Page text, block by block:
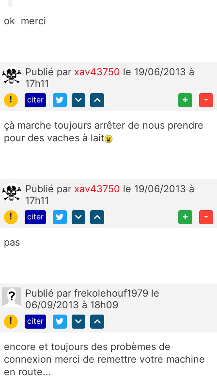
ok merci
Publié par xav43750 le 19/06/2013 à
17h11
!
citer + -
çà marche toujours arrêter de nous prendre
pour des vaches à lait
Publié par xav43750 le 19/06/2013 à
17h11
!
citer + -
pas
Publié par frekolehouf1979 le
06/09/2013 à 18h09
!
citer
encore et toujours des probèmes de
connexion merci de remettre votre machine
en route...